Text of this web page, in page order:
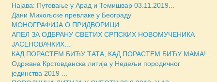
Најава: Путовање у Арад и Темишвар 03.11.2019...
Дани Михољске превлаке у Београду
МОНОГРАФИЈА О ПРИДВОРИЦИ
АПЕЛ ЗА ОДБРАНУ СВЕТИХ СРПСКИХ НОВОМУЧЕНИКА
ЈАСЕНОВАЧКИХ...
КАД ПОРАСТЕМ БИЋУ ТАТА, КАД ПОРАСТЕМ БИЋУ МАМА!...
Одржана Крстовданска литија у Недељи породичног
јединства 2019 ...